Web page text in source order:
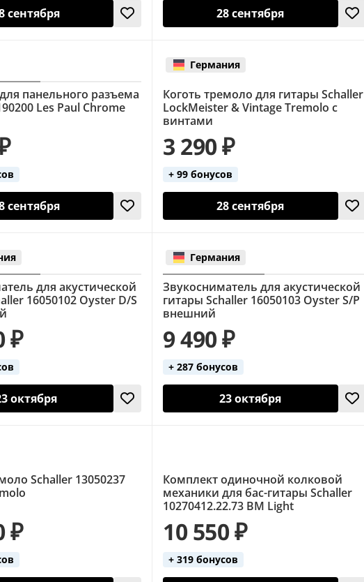
сентября 28 сентября
панельного разъема
Les Paul Chrome
сентября
Коготь тремоло для гитары Schaller
LockMeister & Vintage Tremolo с
винтами
Германия
3 290 ₽
+ 99 бонусов
28 сентября
для акустической
16050102 Oyster D/S
₽
октября
Звукосниматель для акустической
гитары Schaller 16050103 Oyster S/P
внешний
Германия
9 490 ₽
+ 287 бонусов
23 октября
Schaller 13050237
₽
Комплект одиночной колковой
механики для бас-гитары Schaller
10270412.22.73 BM Light
10 550 ₽
+ 319 бонусов